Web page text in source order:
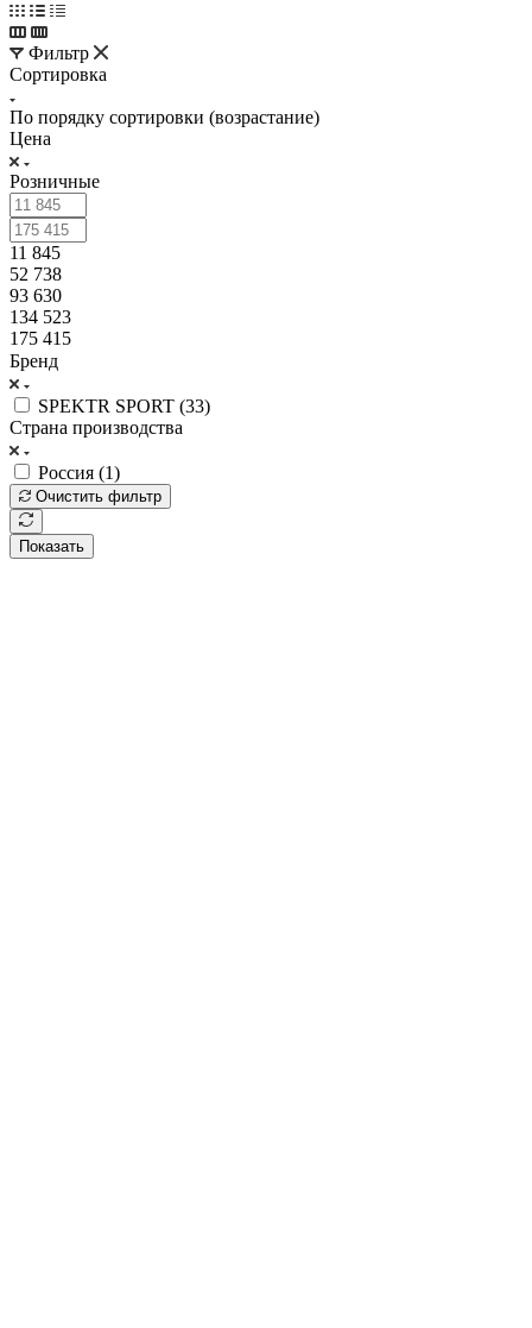
Фильтр
Сортировка
По порядку сортировки (возрастание)
Цена
Розничные
11 845
52 738
93 630
134 523
175 415
Бренд
SPEKTR SPORT (33)
Страна производства
Россия (1)
Очистить фильтр
Показать